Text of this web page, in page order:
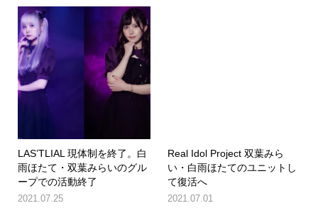
LAS’TLIAL 現体制を終了。白
雨ほたて・双葉みらいのグル
ープでの活動終了
2021.07.25
Real Idol Project 双葉みら
い・白雨ほたてのユニットし
て復活へ
2021.07.01